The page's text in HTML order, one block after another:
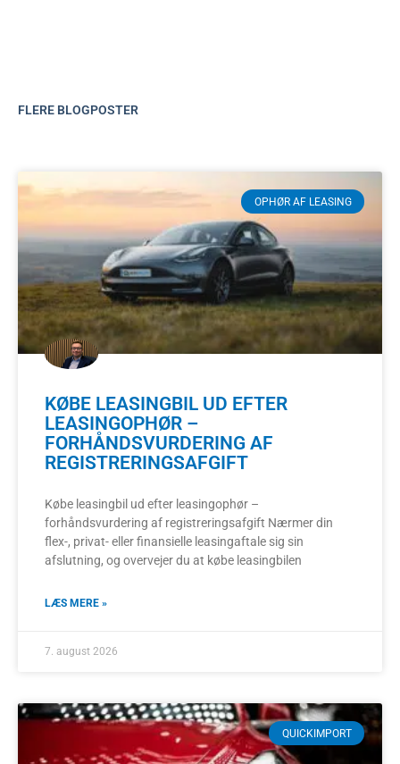
FLERE BLOGPOSTER
OPHØR AF LEASING
KØBE LEASINGBIL UD EFTER
LEASINGOPHØR –
FORHÅNDSVURDERING AF
REGISTRERINGSAFGIFT
Købe leasingbil ud efter leasingophør –
forhåndsvurdering af registreringsafgift Nærmer din
flex-, privat- eller finansielle leasingaftale sig sin
afslutning, og overvejer du at købe leasingbilen
LÆS MERE »
7. august 2026
QUICKIMPORT